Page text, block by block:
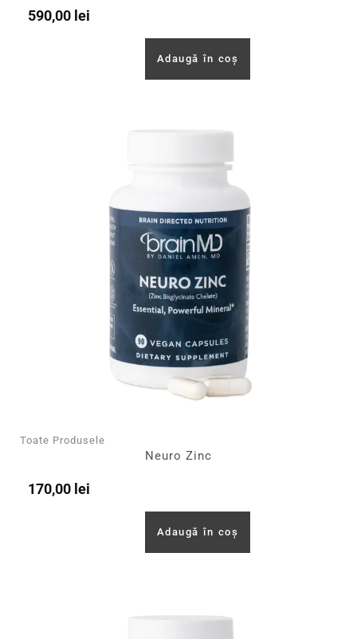
590,00 lei
Adaugă în coș
Toate Produsele
Neuro Zinc
170,00 lei
Adaugă în coș